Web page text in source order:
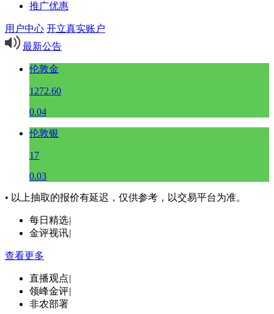
推广优惠
用户中心 开立真实账户
最新公告
伦敦金
1272.60
0.04
伦敦银
17
0.03
• 以上抽取的报价有延迟，仅供参考，以交易平台为准。
每日精选|
金评视讯|
查看更多
直播观点|
领峰金评|
非农部署